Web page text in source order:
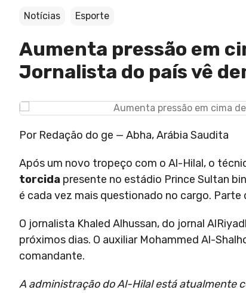
Notícias Esporte
Aumenta pressão em
Jornalista do país vê
Por Redação do ge — Abha, Arábia Saudita
Após um novo tropeço com o Al-Hilal, o
torcida presente no estádio Prince Sultan
é cada vez mais questionado no cargo.
O jornalista Khaled Alhussan, do jornal
próximos dias. O auxiliar Mohammed Al-
comandante.
A administração do Al-Hilal está atualmente